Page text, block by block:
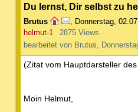
Du lernst, Dir selbst zu
Brutus Donnerstag,
helmut-1
2875 Views
bearbeitet von Brutus,
(Zitat vom Hauptdarsteller
Moin Helmut,